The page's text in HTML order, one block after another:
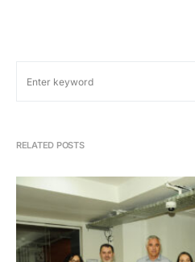
RELATED POSTS